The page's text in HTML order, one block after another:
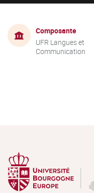
Composante
UFR Langues et
Communication